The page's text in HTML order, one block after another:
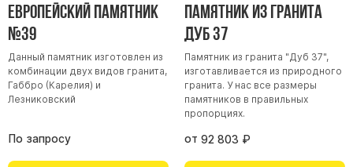
Европейский памятник
№39
Данный памятник изготовлен из
комбинации двух видов гранита,
Габбро (Карелия) и
Лезниковский
По запросу
Памятник из гранита
Дуб 37
Памятник из гранита "Дуб 37",
изготавливается из природного
гранита. У нас все размеры
памятников в правильных
пропорциях.
от 92 803 ₽